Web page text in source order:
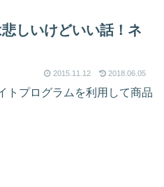
しいけどいい話！ネ
2015.11.12 2018.06.05
トプログラムを利用して商品